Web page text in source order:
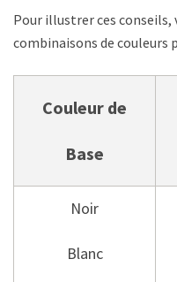
Pour illustrer ces conseils,
combinaisons de couleurs
Couleur de
Base
Noir
Blanc